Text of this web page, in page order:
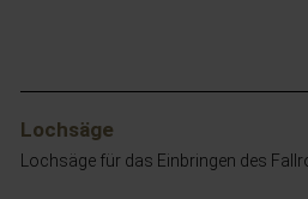
Lochsäge
Lochsäge für das Einbringen des